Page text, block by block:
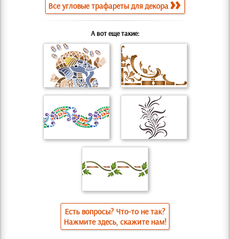
Все угловые трафареты для декора
А вот еще такие:
Есть вопросы? Что-то не так?
Нажмите здесь, скажите нам!